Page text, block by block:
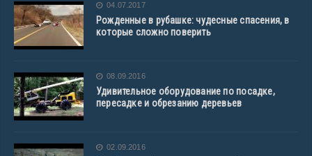
04.07.2017
Рожденные в рубашке: чудесные спасения, в
которые сложно поверить
08.09.2016
Удивительное оборудование по посадке,
пересадке и обрезанию деревьев
02.09.2016